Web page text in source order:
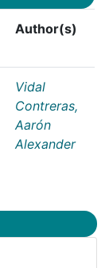
Author(s)
Vidal
Contreras,
Aarón
Alexander